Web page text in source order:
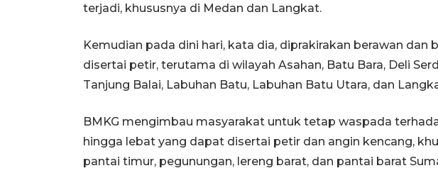
terjadi, khususnya di Medan dan Langkat.
Kemudian pada dini hari, kata dia, diprakirakan berawan dan
disertai petir, terutama di wilayah Asahan, Batu Bara, Deli
Tanjung Balai, Labuhan Batu, Labuhan Batu Utara, dan
BMKG mengimbau masyarakat untuk tetap waspada
hingga lebat yang dapat disertai petir dan angin kencang,
pantai timur, pegunungan, lereng barat, dan pantai barat